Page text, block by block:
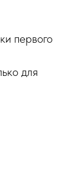
первого
для